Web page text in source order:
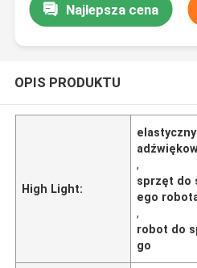
Najlepsza cena
OPIS PRODUKTU
High Light:
,
sprzęt do
ego
,
robot do
go